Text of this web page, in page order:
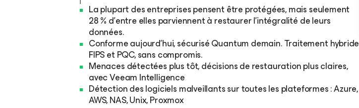
La plupart des entreprises pensent être protégées, mais seulement
28 % d’entre elles parviennent à restaurer l’intégralité de leurs
données.
Conforme aujourd’hui, sécurisé Quantum demain. Traitement hybride
FIPS et PQC, sans compromis.
Menaces détectées plus tôt, décisions de restauration plus claires,
avec Veeam Intelligence
Détection des logiciels malveillants sur toutes les plateformes : Azure,
AWS, NAS, Unix, Proxmox